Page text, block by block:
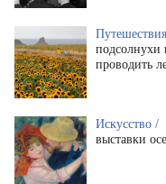
подсолнухи
проводить
Искусство /
выставки